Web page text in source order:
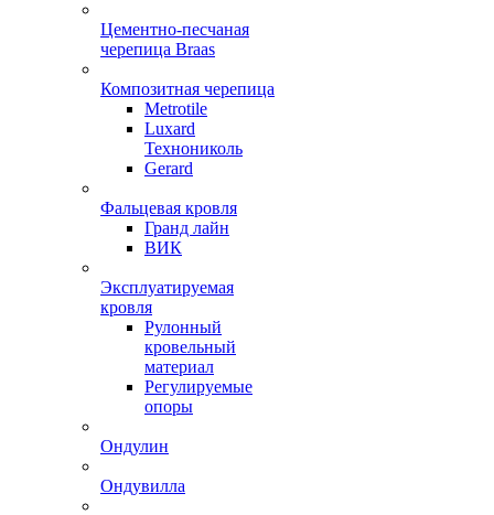
Цементно-песчаная
черепица Braas
Композитная черепица
Metrotile
Luxard
Технониколь
Gerard
Фальцевая кровля
Гранд лайн
ВИК
Эксплуатируемая
кровля
Рулонный
кровельный
материал
Регулируемые
опоры
Ондулин
Ондувилла